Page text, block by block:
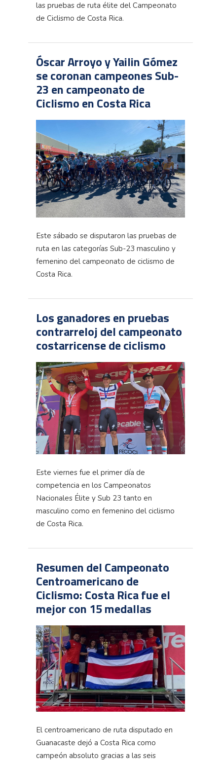
las pruebas de ruta élite del Campeonato
de Ciclismo de Costa Rica.
Óscar Arroyo y Yailin Gómez
se coronan campeones Sub-
23 en campeonato de
Ciclismo en Costa Rica
Este sábado se disputaron las pruebas de
ruta en las categorías Sub-23 masculino y
femenino del campeonato de ciclismo de
Costa Rica.
Los ganadores en pruebas
contrarreloj del campeonato
costarricense de ciclismo
Este viernes fue el primer día de
competencia en los Campeonatos
Nacionales Élite y Sub 23 tanto en
masculino como en femenino del ciclismo
de Costa Rica.
Resumen del Campeonato
Centroamericano de
Ciclismo: Costa Rica fue el
mejor con 15 medallas
El centroamericano de ruta disputado en
Guanacaste dejó a Costa Rica como
campeón absoluto gracias a las seis